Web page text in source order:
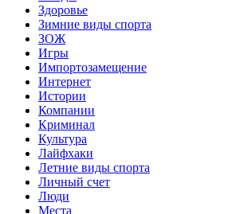
Здоровье
Зимние виды спорта
ЗОЖ
Игры
Импортозамещение
Интернет
Истории
Компании
Криминал
Культура
Лайфхаки
Летние виды спорта
Личный счет
Люди
Места